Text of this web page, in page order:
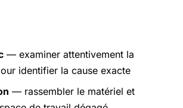
— examiner attentivement la
identifier la cause exacte
— rassembler le matériel et